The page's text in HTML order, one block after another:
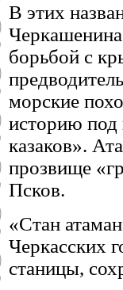
В этих
борьбой с
морские
историю
казаков».
прозвище
Псков.
«Стан
Черкасских
станицы,